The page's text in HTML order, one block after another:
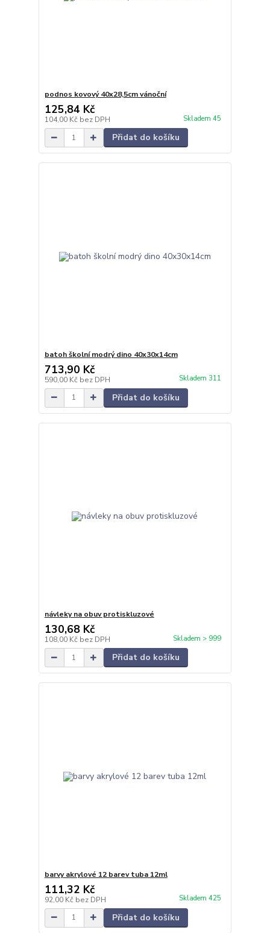
podnos kovový 40x28,5cm vánoční
125,84 Kč
104,00 Kč bez DPH Skladem 45
Přidat do košíku
batoh školní modrý dino 40x30x14cm
713,90 Kč
590,00 Kč bez DPH Skladem 311
Přidat do košíku
návleky na obuv protiskluzové
130,68 Kč
108,00 Kč bez DPH Skladem > 999
Přidat do košíku
barvy akrylové 12 barev tuba 12ml
111,32 Kč
92,00 Kč bez DPH Skladem 425
Přidat do košíku